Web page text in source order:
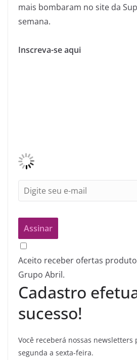
mais bombaram no site da
semana.
Inscreva-se aqui
Aceito receber ofertas
Grupo Abril.
Cadastro
sucesso!
Você receberá nossas newsletters
segunda a sexta-feira.